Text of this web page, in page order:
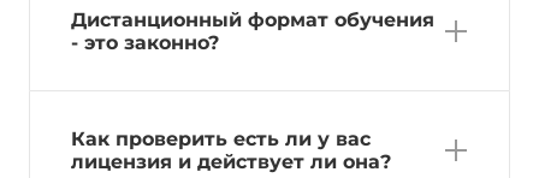
Дистанционный формат обучения
- это законно?
Как проверить есть ли у вас
лицензия и действует ли она?